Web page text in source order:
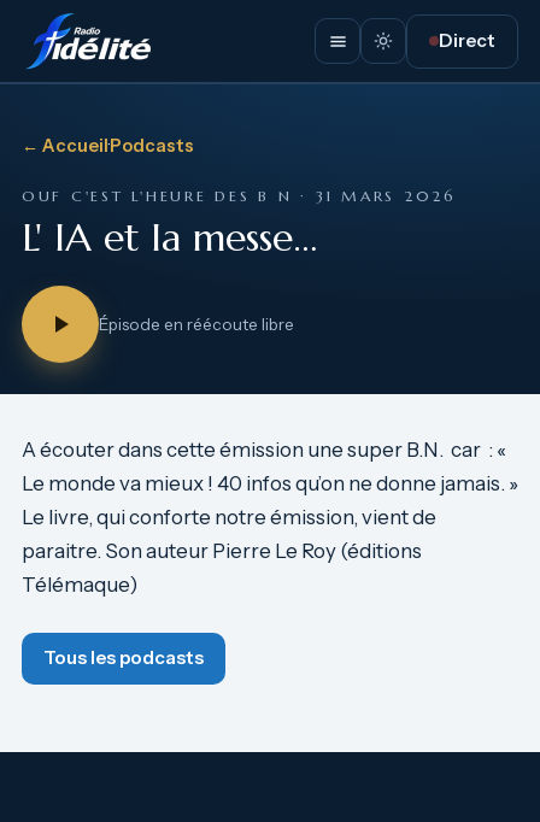
Direct
← Accueil·Podcasts
OUF C'EST L'HEURE DES B N · 31 MARS 2026
L' IA et la messe…
Épisode en réécoute libre
A écouter dans cette émission une super B.N. car : «
Le monde va mieux ! 40 infos qu’on ne donne jamais. »
Le livre, qui conforte notre émission, vient de
paraitre. Son auteur Pierre Le Roy (éditions
Télémaque)
Tous les podcasts